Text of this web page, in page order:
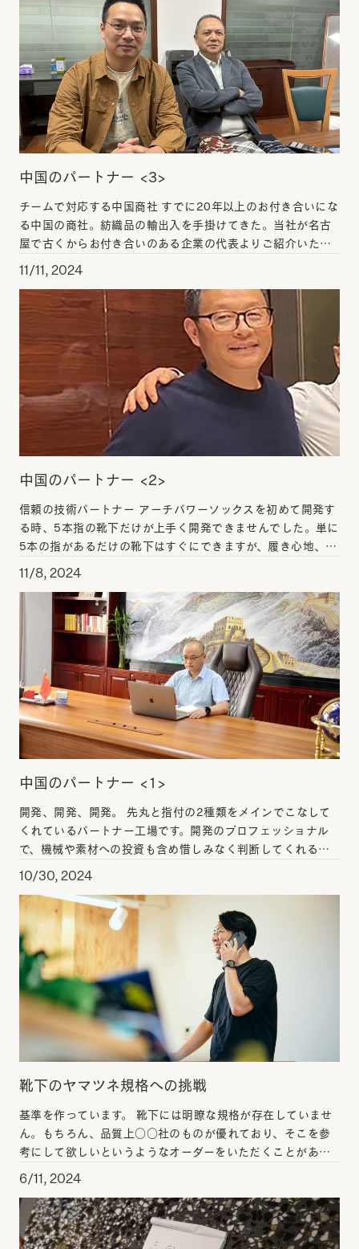
中国のパートナー <3>
チームで対応する中国商社 すでに20年以上のお付き合いにな
る中国の商社。紡織品の輸出入を手掛けてきた。当社が名古
屋で古くからお付き合いのある企業の代表よりご紹介いただ
11/11, 2024
中国のパートナー <2>
信頼の技術パートナー アーチパワーソックスを初めて開発す
る時、5本指の靴下だけが上手く開発できませんでした。単に
5本の指があるだけの靴下はすぐにできますが、履き心地、丈
11/8, 2024
中国のパートナー <1>
開発、開発、開発。 先丸と指付の2種類をメインでこなして
くれているパートナー工場です。開発のプロフェッショナル
で、機械や素材への投資も含め惜しみなく判断してくれる頼
10/30, 2024
靴下のヤマツネ規格への挑戦
基準を作っています。 靴下には明瞭な規格が存在していませ
ん。もちろん、品質上○○社のものが優れており、そこを参
考にして欲しいというようなオーダーをいただくことがあり
6/11, 2024